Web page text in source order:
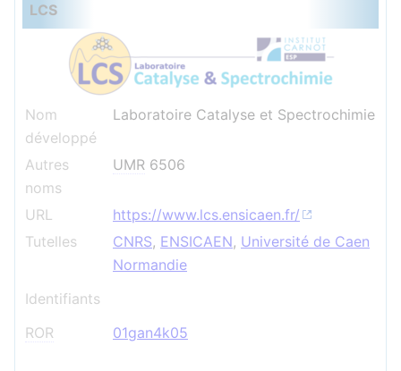
LCS
Nom
développé
Laboratoire Catalyse et Spectrochimie
Autres
noms
UMR 6506
URL
https://www.lcs.ensicaen.fr/
Tutelles
CNRS, ENSICAEN, Université de Caen
Normandie
Identifiants
ROR
01gan4k05